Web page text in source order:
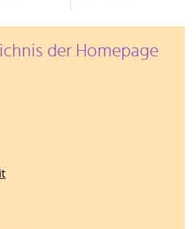
der Homepage